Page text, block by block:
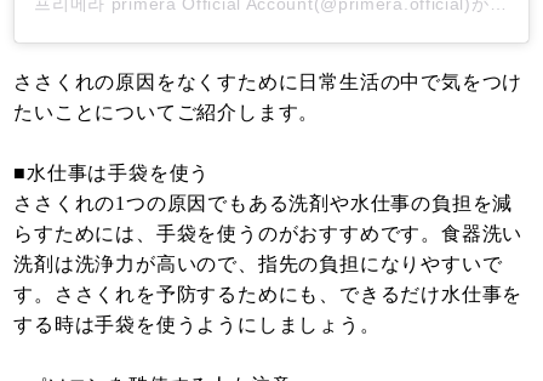
ささくれの原因をなくすために日常生活の中で気をつけ
たいことについてご紹介します。
■水仕事は手袋を使う
ささくれの1つの原因でもある洗剤や水仕事の負担を減
らすためには、手袋を使うのがおすすめです。食器洗い
洗剤は洗浄力が高いので、指先の負担になりやすいで
す。ささくれを予防するためにも、できるだけ水仕事を
する時は手袋を使うようにしましょう。